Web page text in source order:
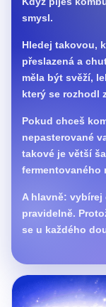
smysl.
Hledej takovou,
přeslazená a
měla být svěží,
který se rozhodl
Pokud chceš
nepasterované
takové je větší
fermentovaného
A hlavně:
pravidelně.
se u každého